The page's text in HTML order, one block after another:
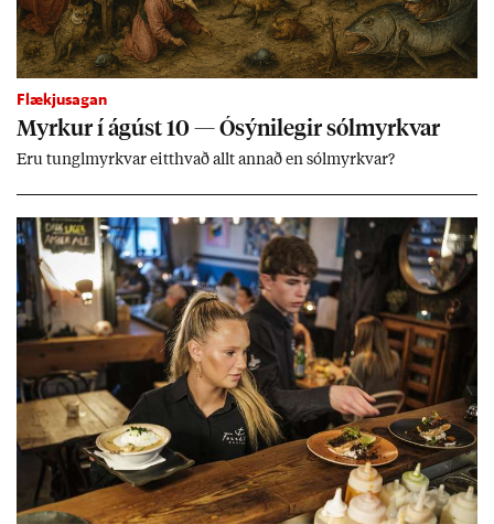
Flækjusagan
Myrk­ur í ág­úst 10 — Ósýni­leg­ir sól­myrkv­ar
Eru tungl­myrkv­ar eitt­hvað allt ann­að en sól­myrkv­ar?